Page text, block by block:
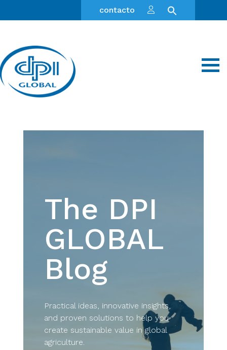
contacto
The DPI
GLOBAL
Blog
Practical ideas, innovative insights,
and proven solutions to help you
create sustainable value in global
agriculture.